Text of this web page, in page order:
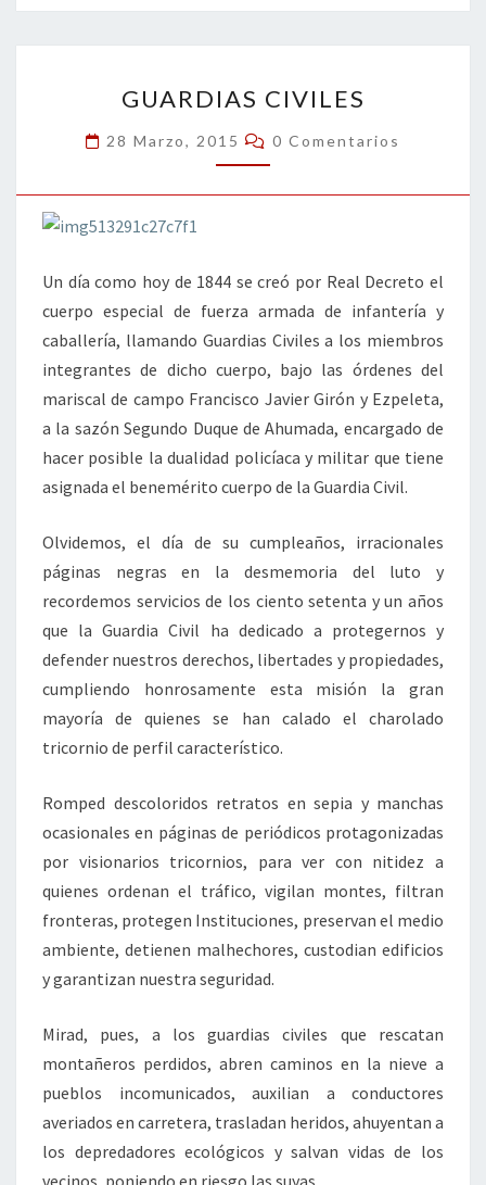
o
o
er dI
n
l
p
ar
tir
CIVILES
GUARDIAS CIVILES
28 Marzo, 2015 Comentarios
0 Comentarios
Un día como hoy de 1844 se creó por Real Decreto el
cuerpo especial de fuerza armada de infantería y
caballería, llamando Guardias Civiles a los miembros
integrantes de dicho cuerpo, bajo las órdenes del
mariscal de campo Francisco Javier Girón y Ezpeleta,
a la sazón Segundo Duque de Ahumada, encargado de
hacer posible la dualidad policíaca y militar que tiene
asignada el benemérito cuerpo de la Guardia Civil.
Olvidemos, el día de su cumpleaños, irracionales
páginas negras en la desmemoria del luto y
recordemos servicios de los ciento setenta y un años
que la Guardia Civil ha dedicado a protegernos y
defender nuestros derechos, libertades y propiedades,
cumpliendo honrosamente esta misión la gran
mayoría de quienes se han calado el charolado
tricornio de perfil característico.
Romped descoloridos retratos en sepia y manchas
ocasionales en páginas de periódicos protagonizadas
por visionarios tricornios, para ver con nitidez a
quienes ordenan el tráfico, vigilan montes, filtran
fronteras, protegen Instituciones, preservan el medio
ambiente, detienen malhechores, custodian edificios
y garantizan nuestra seguridad.
Mirad, pues, a los guardias civiles que rescatan
montañeros perdidos, abren caminos en la nieve a
pueblos incomunicados, auxilian a conductores
averiados en carretera, trasladan heridos, ahuyentan a
los depredadores ecológicos y salvan vidas de los
vecinos, poniendo en riesgo las suyas.